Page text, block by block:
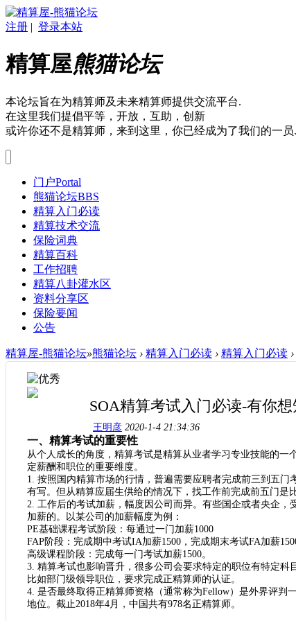
注册 | 登录本站
精算屋熊猫论坛
本论坛旨在为精算师及未来精算师提供交流平台.
在这里我们提倡平等，开放，互助，创新
或许你还不是精算师，来到这里，你已经成为了我们的一员.
门户Portal
熊猫论坛BBS
精算入门必读
精算技术交流
保险词典
精算百科
工作招聘
精算八卦灌水区
资料分享区
保险要闻
公告
精算屋-熊猫论坛»熊猫论坛 › 精算入门必读 › 精算入门必读 ›
SOA精算考试入门必读-有你
王明彦 2020-1-4 21:34:36
一、精算考试的重要性
从个人成长的角度，精算考试是精算从业者学习专业技能的
定薪酬和职位的重要维度。
1. 按照国内精算市场的行情，普遍需要应聘者完成前三到五
有写。但从精算应届生供给的情况下，找工作前完成前五门是
2. 工作后的考试加薪，幅度因公司而异。有些国企或者央企
加薪的。以某公司的加薪幅度为例：
PE基础课程考试阶段：每通过一门加薪1000
FAP阶段：完成期中考试IA加薪1500，完成期末考试FA加薪
高级课程阶段：完成每一门考试加薪1500。
3. 精算考试也影响晋升，很多公司会要求特定的职位有特定
比如部门级领导职位，要求完成正精算师的认证。
4. 是否最终取得正精算师资格（通常称为Fellow）是外界评
地位。截止2018年4月，中国共有978名正精算师。